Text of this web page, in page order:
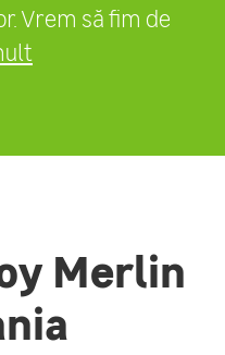
Vrem să fim de
Merlin